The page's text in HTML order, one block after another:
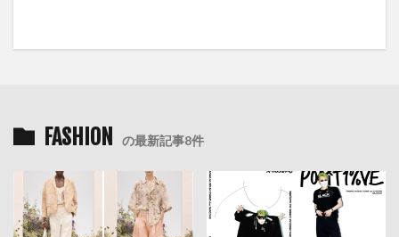
FASHION の最新記事8件